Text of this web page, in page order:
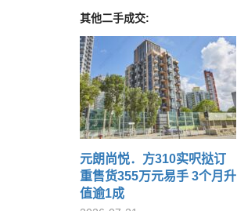
其他二手成交:
元朗尚悦．方310实呎挞订
重售货355万元易手 3个月升
值逾1成